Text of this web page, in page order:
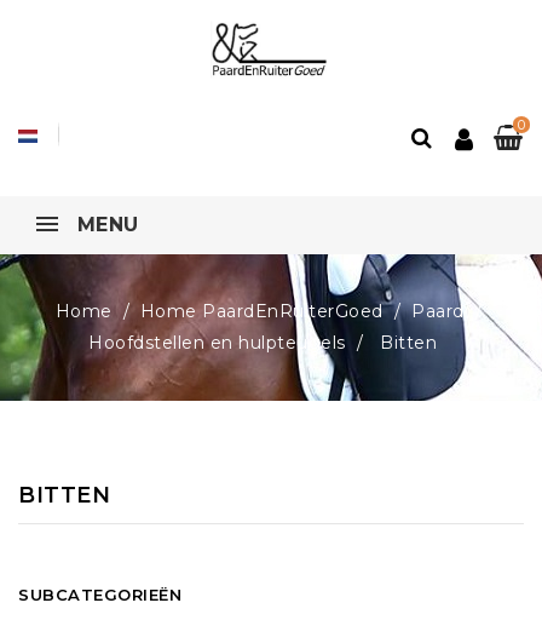
0
MENU
Home Home PaardEnRuiterGoed
Paard
Hoofdstellen en hulpteugels
Bitten
BITTEN
SUBCATEGORIEËN